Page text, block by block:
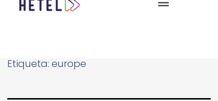
Etiqueta: europe